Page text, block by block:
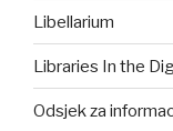
Libellarium
Libraries In the
Odsjek za